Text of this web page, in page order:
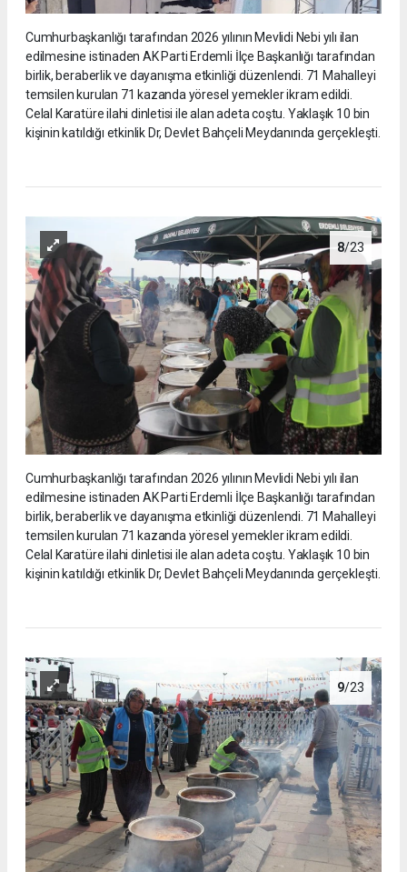
Cumhurbaşkanlığı tarafından 2026 yılının Mevlidi Nebi yılı ilan
edilmesine istinaden AK Parti Erdemli İlçe Başkanlığı tarafından
birlik, beraberlik ve dayanışma etkinliği düzenlendi. 71 Mahalleyi
temsilen kurulan 71 kazanda yöresel yemekler ikram edildi.
Celal Karatüre ilahi dinletisi ile alan adeta coştu. Yaklaşık 10 bin
kişinin katıldığı etkinlik Dr, Devlet Bahçeli Meydanında gerçekleşti.
8/23
Cumhurbaşkanlığı tarafından 2026 yılının Mevlidi Nebi yılı ilan
edilmesine istinaden AK Parti Erdemli İlçe Başkanlığı tarafından
birlik, beraberlik ve dayanışma etkinliği düzenlendi. 71 Mahalleyi
temsilen kurulan 71 kazanda yöresel yemekler ikram edildi.
Celal Karatüre ilahi dinletisi ile alan adeta coştu. Yaklaşık 10 bin
kişinin katıldığı etkinlik Dr, Devlet Bahçeli Meydanında gerçekleşti.
9/23